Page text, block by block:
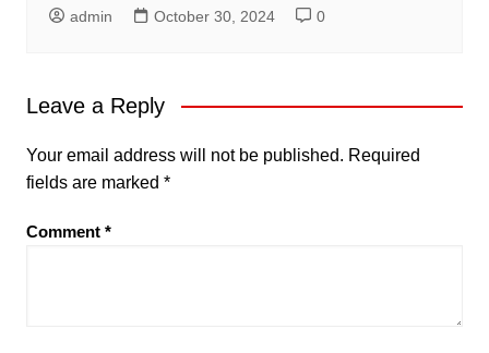
admin October 30, 2024 0
Leave a Reply
Your email address will not be published. Required
fields are marked *
Comment *